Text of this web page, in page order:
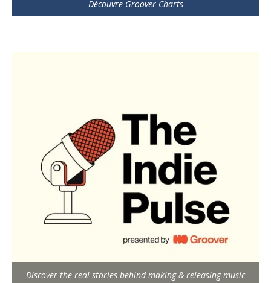
Découvre Groover Charts
Discover the real stories behind making & releasing music